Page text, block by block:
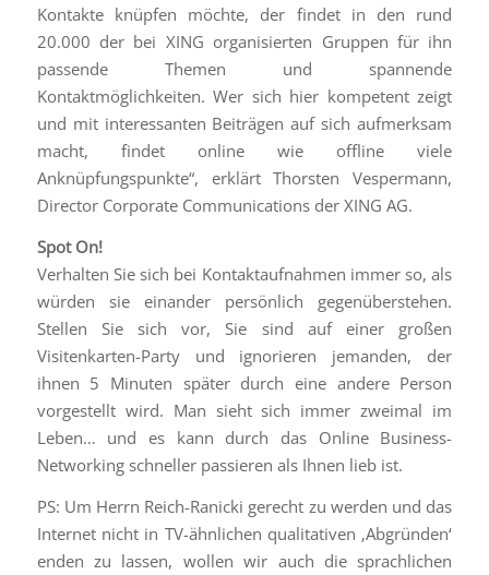
Kontakte knüpfen möchte, der findet in den rund
20.000 der bei XING organisierten Gruppen für ihn
passende Themen und spannende
Kontaktmöglichkeiten. Wer sich hier kompetent zeigt
und mit interessanten Beiträgen auf sich aufmerksam
macht, findet online wie offline viele
Anknüpfungspunkte“, erklärt Thorsten Vespermann,
Director Corporate Communications der XING AG.
Spot On!
Verhalten Sie sich bei Kontaktaufnahmen immer so, als
würden sie einander persönlich gegenüberstehen.
Stellen Sie sich vor, Sie sind auf einer großen
Visitenkarten-Party und ignorieren jemanden, der
ihnen 5 Minuten später durch eine andere Person
vorgestellt wird. Man sieht sich immer zweimal im
Leben… und es kann durch das Online Business-
Networking schneller passieren als Ihnen lieb ist.
PS: Um Herrn Reich-Ranicki gerecht zu werden und das
Internet nicht in TV-ähnlichen qualitativen ‚Abgründen‘
enden zu lassen, wollen wir auch die sprachlichen